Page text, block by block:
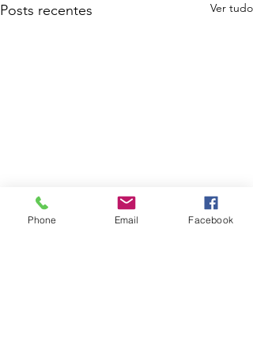
Posts recentes Ver tudo
Phone Email Facebook